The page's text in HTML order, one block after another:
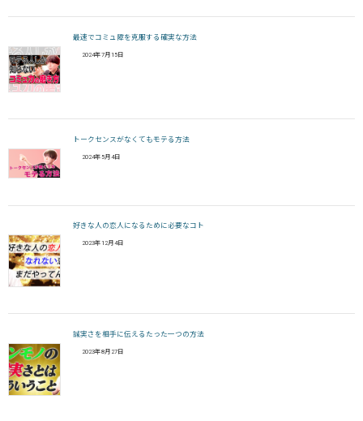
最速でコミュ障を克服する確実な方法
2024年7月15日
トークセンスがなくてもモテる方法
2024年5月4日
好きな人の恋人になるために必要なコト
2023年12月4日
誠実さを相手に伝えるたった一つの方法
2023年8月27日